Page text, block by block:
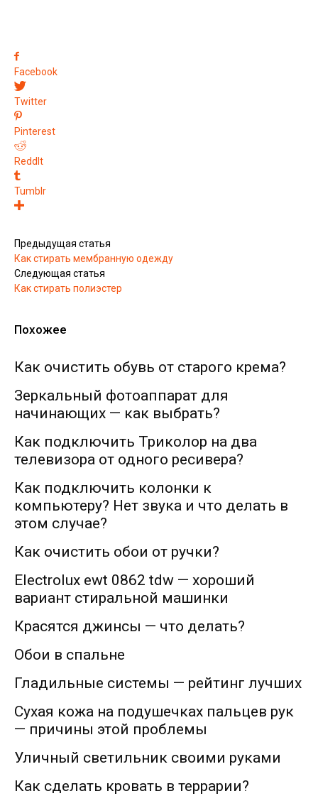
Facebook
Twitter
Pinterest
ReddIt
Tumblr
Предыдущая статья
Как стирать мембранную одежду
Следующая статья
Как стирать полиэстер
Похожее
Как очистить обувь от старого крема?
Зеркальный фотоаппарат для
начинающих — как выбрать?
Как подключить Триколор на два
телевизора от одного ресивера?
Как подключить колонки к
компьютеру? Нет звука и что делать в
этом случае?
Как очистить обои от ручки?
Electrolux ewt 0862 tdw — хороший
вариант стиральной машинки
Красятся джинсы — что делать?
Обои в спальне
Гладильные системы — рейтинг лучших
Сухая кожа на подушечках пальцев рук
— причины этой проблемы
Уличный светильник своими руками
Как сделать кровать в террарии?